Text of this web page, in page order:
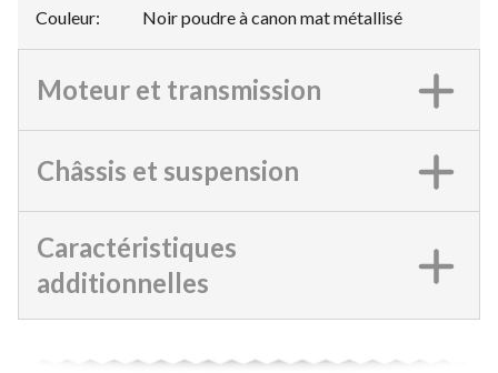
Couleur: Noir poudre à canon mat métallisé
Moteur et transmission
Châssis et suspension
Caractéristiques
additionnelles